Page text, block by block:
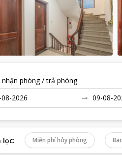
nhận phòng / trả phòng
lọc: Miễn phí hủy phòng